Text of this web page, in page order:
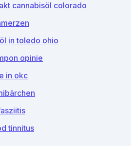
cannabisöl colorado
in toledo ohio
opinie
in okc
tinnitus